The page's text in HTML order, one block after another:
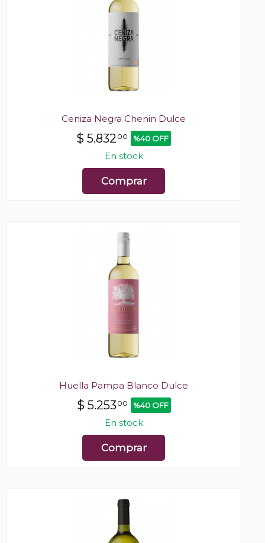
Ceniza Negra Chenin Dulce
$ 5.832 00 %40 OFF
En stock
Comprar
Huella Pampa Blanco Dulce
$ 5.253 00 %40 OFF
En stock
Comprar